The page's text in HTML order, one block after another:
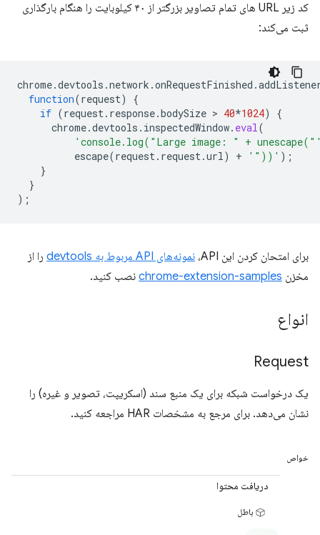
کد زیر URL های تمام تصاویر بزرگتر از ۴۰ کیلوبایت را هنگام بارگذاری
ثبت می‌کند:
chrome.devtools .network .onRequestFinished .
function(request)
{
if (request. response.bodySize > 40*1024)
{
chrome.devtools . inspectedWindow. eval(
'console.log("Large image: " +
escape(request. request.url) + '"))' );
}
}
);
برای امتحان کردن این API، نمونه‌های API مربوط به devtools
را از
مخزن chrome-extension-samples نصب کنید.
انواع
Request
یک درخواست شبکه برای یک منبع سند (اسکریپت، تصویر و غیره) را
نشان می‌دهد. برای مرجع به مشخصات HAR مراجعه کنید.
خواص
دریافت محتوا
باطل